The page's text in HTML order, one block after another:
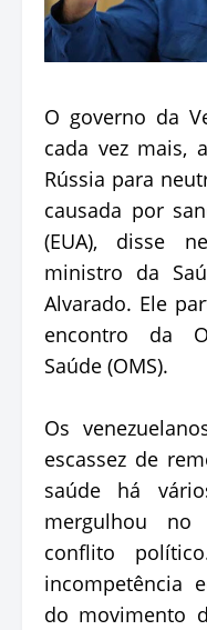
O governo da
cada vez mais,
Rússia para
causada por
(EUA), disse
ministro da
Alvarado. Ele
encontro da
Saúde (OMS).
Os
escassez de
saúde há
mergulhou
conflito
incompetência
do movimento